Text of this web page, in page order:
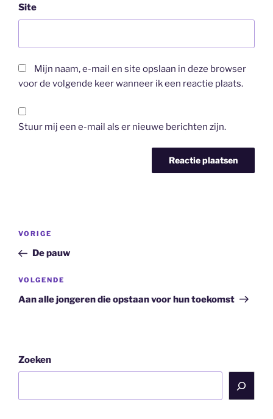
Site
Mijn naam, e-mail en site opslaan in deze browser
voor de volgende keer wanneer ik een reactie plaats.
Stuur mij een e-mail als er nieuwe berichten zijn.
Bericht
Vorig
bericht
VORIGE
De pauw
Volgend
bericht
VOLGENDE
Aan alle jongeren die opstaan voor hun toekomst
Zoeken